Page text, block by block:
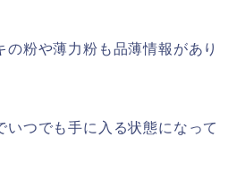
の粉や薄力粉も品薄情報があり
いつでも手に入る状態になって